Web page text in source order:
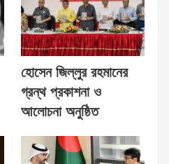
হোসেন জিল্লুর রহমানের
গ্রন্থ প্রকাশনা ও
আলোচনা অনুষ্ঠিত